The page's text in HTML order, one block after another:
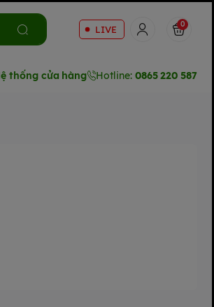
LIVE 0
thống cửa hàng Hotline: 0865 220 587